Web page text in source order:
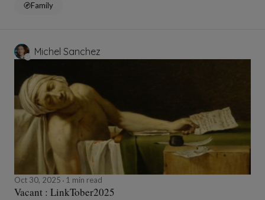
Family
Michel Sanchez
Oct 30, 2025 1 min read
Vacant : LinkTober2025